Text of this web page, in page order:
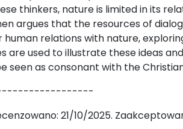
thinkers, nature is limited in its
argues that the resources of
human relations with nature,
are used to illustrate these ideas
seen as consonant with the
21/10/2025.